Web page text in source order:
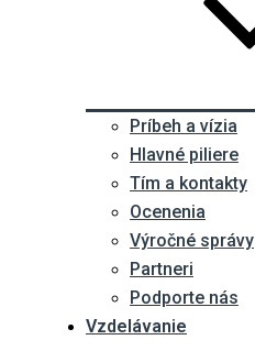
Príbeh a vízia
Hlavné piliere
Tím a kontakty
Ocenenia
Výročné správy
Partneri
Podporte nás
Vzdelávanie